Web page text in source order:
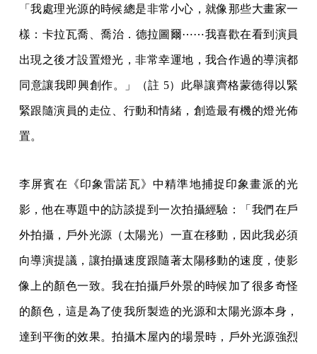
「我處理光源的時候總是非常小心，就像那些大畫家一
樣：卡拉瓦喬、喬治．德拉圖爾⋯⋯我喜歡在看到演員
出現之後才設置燈光，非常幸運地，我合作過的導演都
同意讓我即興創作。」（註 5）此舉讓齊格蒙德得以緊
緊跟隨演員的走位、行動和情緒，創造最有機的燈光佈
置。
李屏賓在《印象雷諾瓦》中精準地捕捉印象畫派的光
影，他在專題中的訪談提到一次拍攝經驗：「我們在戶
外拍攝，戶外光源（太陽光）一直在移動，因此我必須
向導演提議，讓拍攝速度跟隨著太陽移動的速度，使影
像上的顏色一致。我在拍攝戶外景的時候加了很多奇怪
的顏色，這是為了使我所製造的光源和太陽光源本身，
達到平衡的效果。拍攝木屋內的場景時，戶外光源強烈